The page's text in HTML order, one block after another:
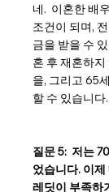
네.  이혼한 배
조건이 되며,
금을 받을 수
혼 후 재혼하
을, 그리고 65
할 수 있습니다.
질문 5:  저는
었습니다. 이제
레딧이 부족하